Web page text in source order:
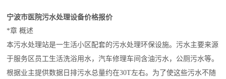
宁波市医院污水处理设备价格报价
*章 概述
本污水处理站是一生活小区 配套的污水处理环保设施。污水主要来源
于服务区员工生活洗浴用水，汽车修理车间含油污水，公厕污水等。
根据业主提供数据日排污水总量约在30T左右。为了使这些污水不随